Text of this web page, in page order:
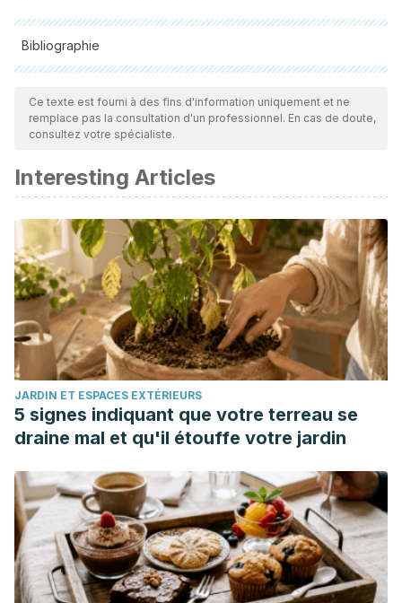
Bibliographie
Toutes les sources citées ont été examinées en profondeur
par notre équipe pour garantir leur qualité, leur fiabilité, leur
actualité et leur validité. La bibliographie de cet article a été
ou scientifique
Kim, J. H., Son, H. S., Yu, D. A., Choe, Y. B., & Lee, Y. W.
(2023). Assessment of effects of low-level light therapy on
scalp condition and hair growth.Indian Journal of
Dermatology, 68(4), 487-492.
https://journals.lww.com/ijod/fulltext/2023/68040/
Nadimi, S. (2020). Complications with hair transplantation.
Facial Plastic Surgery Clinics,28(2), 225-235.
https://www.sciencedirect.com/science/article/abs/pii/
via%3Dihub
Pillai, J. K., & Mysore, V. (2021). Role of low-level light
therapy (LLLT) in androgenetic alopecia.
Journal of
Cutaneous and Aesthetic Surgery , 14(4), 385.
https://www.ncbi.nlm.nih.gov/pmc/articles/PMC8906269/
Yoon, J. S., Ku, W. Y., Lee, J. H., & Ahn, H. C. (2020). Low-
level light therapy using a helmet-type device for the
treatment of androgenetic alopecia: A 16-week,
Ce texte est fourni à des fins d'information uniquement et ne
remplace pas la consultation d'un professionnel. En cas de doute,
consultez votre spécialiste.
Interesting Articles
JARDIN ET ESPACES EXTÉRIEURS
5 signes indiquant que votre terreau se
draine mal et qu'il étouffe votre jardin